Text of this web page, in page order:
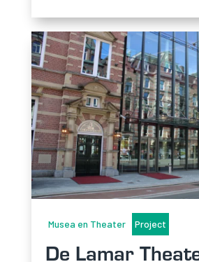
Musea en Theater Project
De Lamar